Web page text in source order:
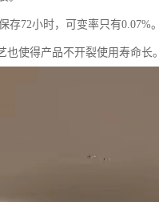
72小时，可变率只有0.07%。
使得产品不开裂使用寿命长。